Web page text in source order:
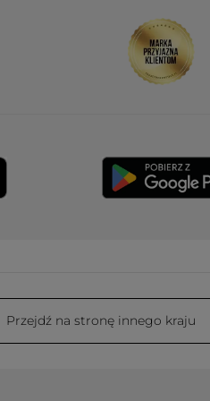
Przejdź na stronę innego kraju